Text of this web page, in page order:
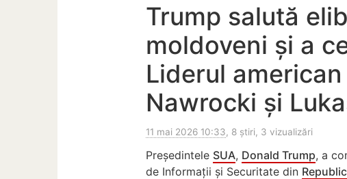
Trump salută
moldoveni și a
Liderul
Nawrocki și
11 mai 2026 10:33, 8 știri, 3 vizualizări
Președintele SUA, Donald Trump, a
de Informații și Securitate din